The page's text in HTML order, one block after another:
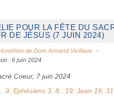
POUR LA FÊTE DU
DE JÉSUS (7 JUIN 2024)
de Dom Armand Veilleux
: 6 juin 2024
Coeur, 7 juin 2024
Ephésiens 3, 8...19; Jean 19,